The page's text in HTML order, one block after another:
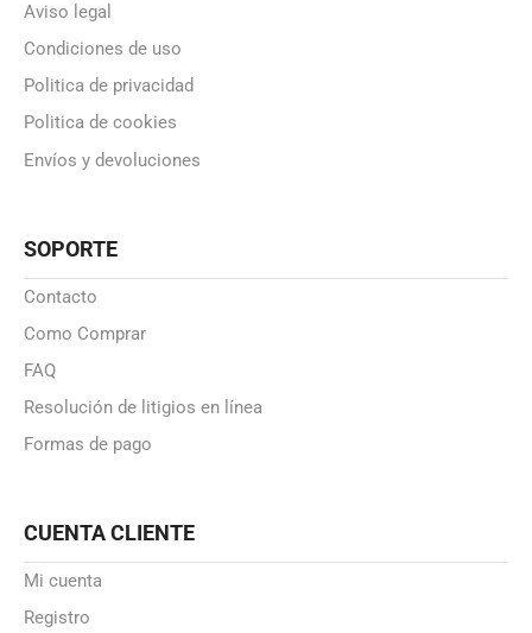
Aviso legal
Condiciones de uso
Politica de privacidad
Politica de cookies
Envíos y devoluciones
SOPORTE
Contacto
Como Comprar
FAQ
Resolución de litigios en línea
Formas de pago
CUENTA CLIENTE
Mi cuenta
Registro